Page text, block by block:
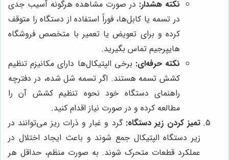
نکته هشدار: در صورت مشاهده هرگونه آسیب جدی
در تسمه یا کابل‌ها، فوراً استفاده از دستگاه را متوقف
کرده و برای تعویض یا تعمیر با متخصص فروشگاه
هایپرجیم تماس بگیرید.
نکته حرفه‌ای: برخی الپتیکال‌ها دارای مکانیزم تنظیم
کشش تسمه هستند. اگر تسمه شل شده، در دفترچه
راهنمای دستگاه خود نحوه تنظیم کشش آن را
مطالعه کرده و در صورت نیاز اقدام کنید.
تمیز کردن زیر دستگاه: گرد و غبار و ذرات ریز می‌توانند در
زیر دستگاه الپتیکال جمع شوند و باعث ایجاد اختلال در
عملکرد قطعات متحرک شوند. به صورت منظم، حداقل هر